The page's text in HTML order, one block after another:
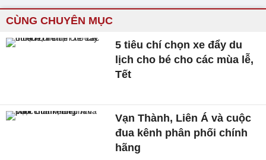
CÙNG CHUYÊN MỤC
5 tiêu chí chọn xe đẩy du
lịch cho bé cho các mùa lễ,
Tết
Vạn Thành, Liên Á và cuộc
đua kênh phân phối chính
hãng